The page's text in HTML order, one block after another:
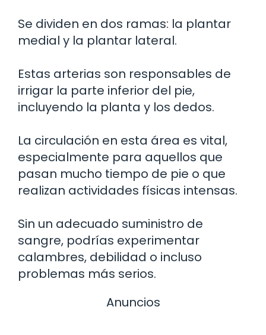
Se dividen en dos ramas: la plantar
medial y la plantar lateral.
Estas arterias son responsables de
irrigar la parte inferior del pie,
incluyendo la planta y los dedos.
La circulación en esta área es vital,
especialmente para aquellos que
pasan mucho tiempo de pie o que
realizan actividades físicas intensas.
Sin un adecuado suministro de
sangre, podrías experimentar
calambres, debilidad o incluso
problemas más serios.
Anuncios